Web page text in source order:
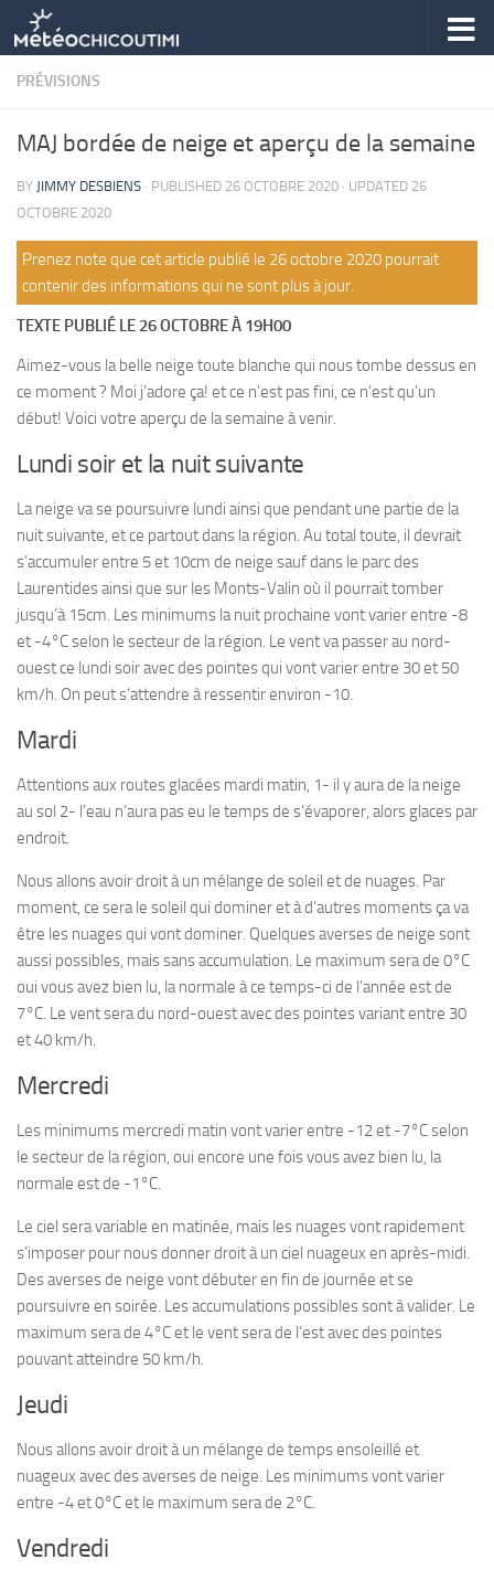
Skip to content
PRÉVISIONS
MAJ bordée de neige et aperçu de la semaine
BY JIMMY DESBIENS · PUBLISHED 26 OCTOBRE 2020 · UPDATED 26
OCTOBRE 2020
Prenez note que cet article publié le 26 octobre 2020 pourrait
contenir des informations qui ne sont plus à jour.
TEXTE PUBLIÉ LE 26 OCTOBRE À 19H00
Aimez-vous la belle neige toute blanche qui nous tombe dessus en
ce moment ? Moi j’adore ça! et ce n’est pas fini, ce n’est qu’un
début! Voici votre aperçu de la semaine à venir.
Lundi soir et la nuit suivante
La neige va se poursuivre lundi ainsi que pendant une partie de la
nuit suivante, et ce partout dans la région. Au total toute, il devrait
s’accumuler entre 5 et 10cm de neige sauf dans le parc des
Laurentides ainsi que sur les Monts-Valin où il pourrait tomber
jusqu’à 15cm. Les minimums la nuit prochaine vont varier entre -8
et -4°C selon le secteur de la région. Le vent va passer au nord-
ouest ce lundi soir avec des pointes qui vont varier entre 30 et 50
km/h. On peut s’attendre à ressentir environ -10.
Mardi
Attentions aux routes glacées mardi matin, 1- il y aura de la neige
au sol 2- l’eau n’aura pas eu le temps de s’évaporer, alors glaces par
endroit.
Nous allons avoir droit à un mélange de soleil et de nuages. Par
moment, ce sera le soleil qui dominer et à d’autres moments ça va
être les nuages qui vont dominer. Quelques averses de neige sont
aussi possibles, mais sans accumulation. Le maximum sera de 0°C
oui vous avez bien lu, la normale à ce temps-ci de l’année est de
7°C. Le vent sera du nord-ouest avec des pointes variant entre 30
et 40 km/h.
Mercredi
Les minimums mercredi matin vont varier entre -12 et -7°C selon
le secteur de la région, oui encore une fois vous avez bien lu, la
normale est de -1°C.
Le ciel sera variable en matinée, mais les nuages vont rapidement
s’imposer pour nous donner droit à un ciel nuageux en après-midi.
Des averses de neige vont débuter en fin de journée et se
poursuivre en soirée. Les accumulations possibles sont à valider. Le
maximum sera de 4°C et le vent sera de l’est avec des pointes
pouvant atteindre 50 km/h.
Jeudi
Nous allons avoir droit à un mélange de temps ensoleillé et
nuageux avec des averses de neige. Les minimums vont varier
entre -4 et 0°C et le maximum sera de 2°C.
Vendredi